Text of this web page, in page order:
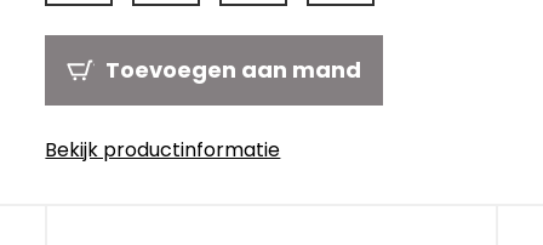
Toevoegen aan mand
Bekijk productinformatie